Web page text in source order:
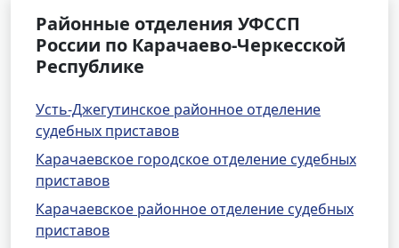
Районные отделения УФССП
России по Карачаево-Черкесской
Республике
Усть-Джегутинское районное отделение
судебных приставов
Карачаевское городское отделение судебных
приставов
Карачаевское районное отделение судебных
приставов